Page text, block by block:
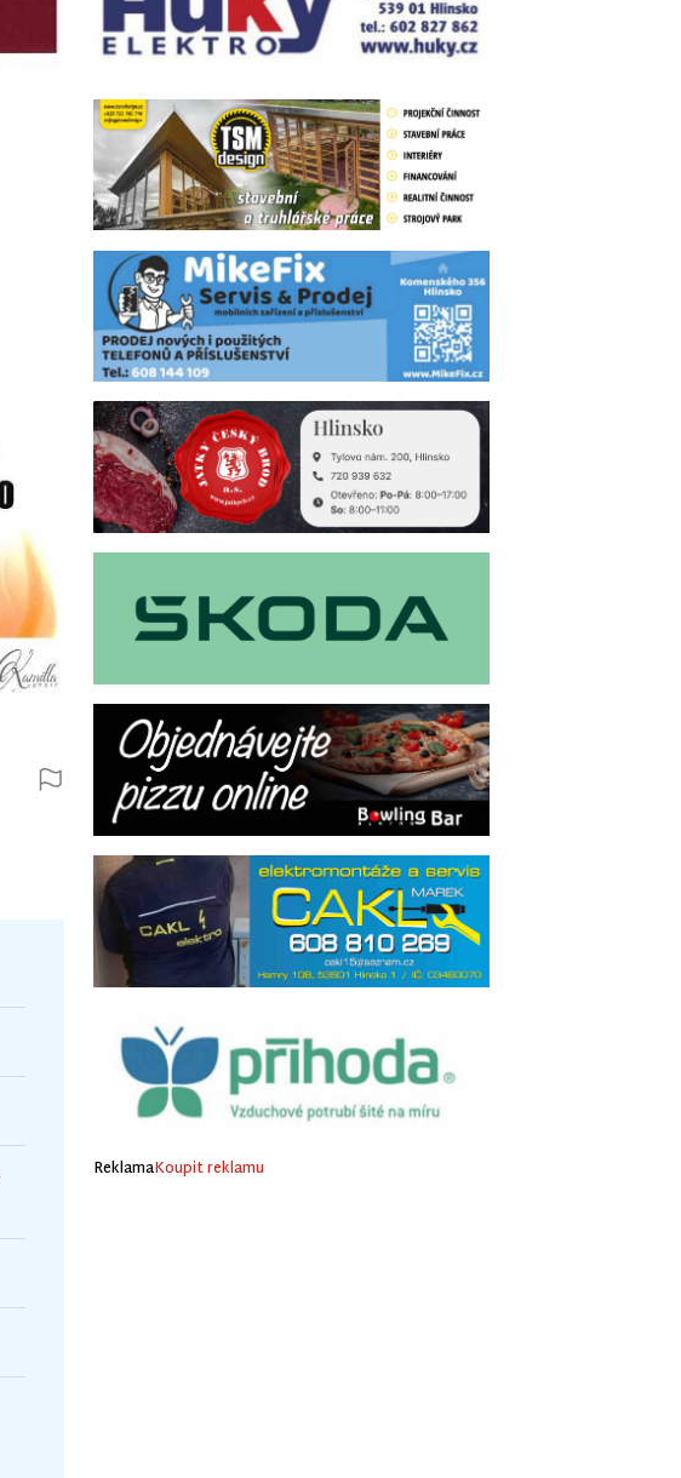
ReklamaKoupit reklamu